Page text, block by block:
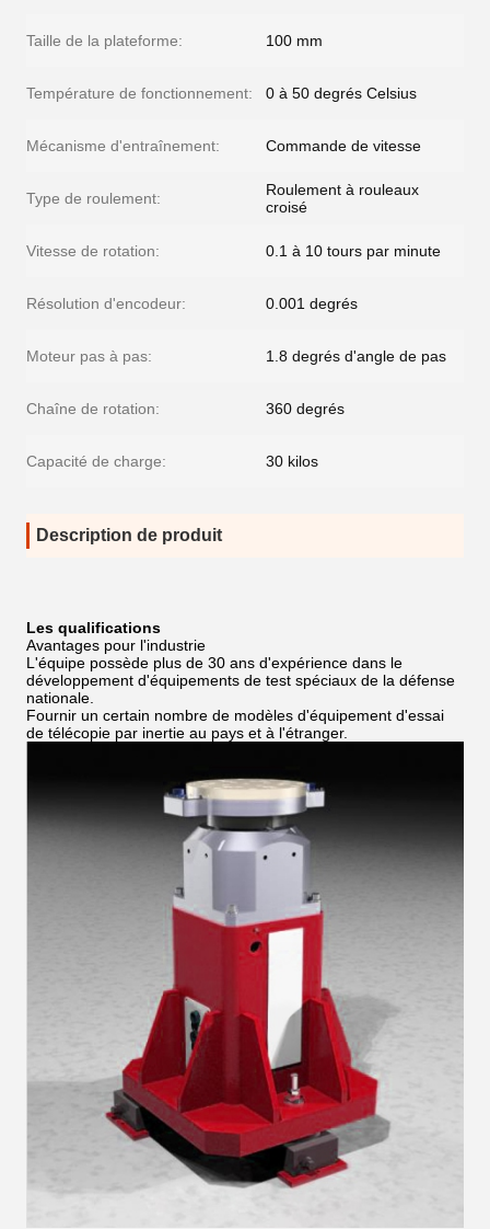
Taille de la plateforme: 100 mm
Température de fonctionnement: 0 à 50 degrés Celsius
Mécanisme d'entraînement: Commande de vitesse
Type de roulement:
Roulement à rouleaux
croisé
Vitesse de rotation: 0.1 à 10 tours par minute
Résolution d'encodeur: 0.001 degrés
Moteur pas à pas: 1.8 degrés d'angle de pas
Chaîne de rotation: 360 degrés
Capacité de charge: 30 kilos
Description de produit
Les qualifications
Avantages pour l'industrie
L'équipe possède plus de 30 ans d'expérience dans le
développement d'équipements de test spéciaux de la défense
nationale.
Fournir un certain nombre de modèles d'équipement d'essai
de télécopie par inertie au pays et à l'étranger.